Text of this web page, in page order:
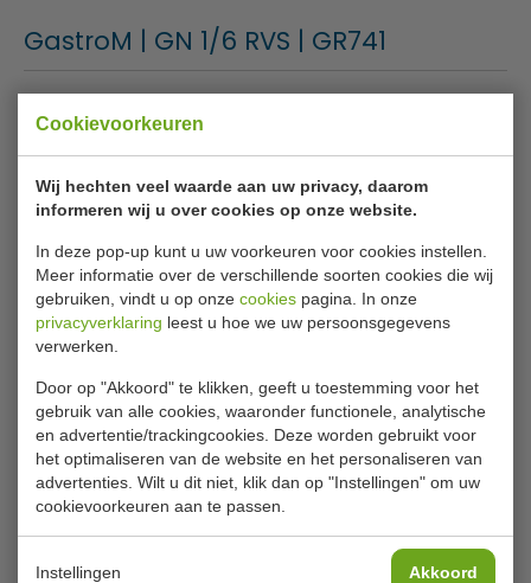
Cookievoorkeuren
Wij hechten veel waarde aan uw privacy, daarom
informeren wij u over cookies op onze website.
In deze pop-up kunt u uw voorkeuren voor cookies instellen.
Meer informatie over de verschillende soorten cookies die wij
gebruiken, vindt u op onze cookies pagina. In onze
privacyverklaring leest u hoe we uw persoonsgegevens
verwerken.
Door op "Akkoord" te klikken, geeft u toestemming voor het
gebruik van alle cookies, waaronder functionele, analytische
en advertentie/trackingcookies. Deze worden gebruikt voor
het optimaliseren van de website en het personaliseren van
advertenties. Wilt u dit niet, klik dan op "Instellingen" om uw
cookievoorkeuren aan te passen.
Instellingen Akkoord
GastroM | GN 1/6 RVS | GR741
Garantie
1 jaar
Levertijd
Op voorraad (1 - 2
werkdagen)
€ 7,29 |
€ 6,85excl. btw
€8,29 incl. btw
In winkelwagentje
Ofbetaal2,76in 3 termijnenmet Klarna